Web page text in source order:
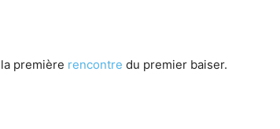
première rencontre du premier baiser.